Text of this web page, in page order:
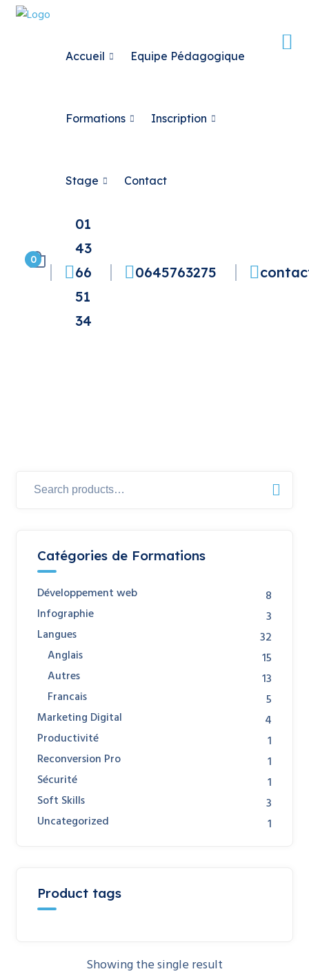
Accueil Equipe Pédagogique
Formations Inscription
Stage Contact
0
01
43
66
51
34
0645763275
Catégories de Formations
Développement web
8
Infographie
3
Langues
32
Anglais
15
Autres
13
Francais
5
Marketing Digital
4
Productivité
1
Reconversion Pro
1
Sécurité
1
Soft Skills
3
Uncategorized
1
Product tags
Showing the single result